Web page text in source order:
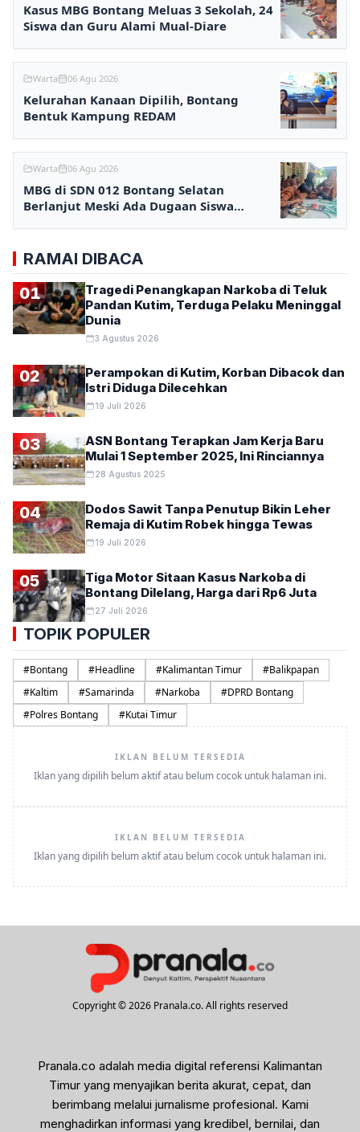
Kasus MBG Bontang Meluas 3 Sekolah, 24
Siswa dan Guru Alami Mual-Diare
Warta 06 Agu 2026
Kelurahan Kanaan Dipilih, Bontang
Bentuk Kampung REDAM
Warta 06 Agu 2026
MBG di SDN 012 Bontang Selatan
Berlanjut Meski Ada Dugaan Siswa
RAMAI DIBACA
01
Tragedi Penangkapan Narkoba di Teluk
Pandan Kutim, Terduga Pelaku Meninggal
Dunia
3 Agustus 2026
02
Perampokan di Kutim, Korban Dibacok dan
Istri Diduga Dilecehkan
19 Juli 2026
03
ASN Bontang Terapkan Jam Kerja Baru
Mulai 1 September 2025, Ini Rinciannya
28 Agustus 2025
04
Dodos Sawit Tanpa Penutup Bikin Leher
Remaja di Kutim Robek hingga Tewas
19 Juli 2026
05
Tiga Motor Sitaan Kasus Narkoba di
Bontang Dilelang, Harga dari Rp6 Juta
27 Juli 2026
TOPIK POPULER
#Bontang #Headline #Kalimantan Timur #Balikpapan
#Kaltim #Samarinda #Narkoba #DPRD Bontang
#Polres Bontang #Kutai Timur
IKLAN BELUM TERSEDIA
Iklan yang dipilih belum aktif atau belum cocok untuk halaman ini.
IKLAN BELUM TERSEDIA
Iklan yang dipilih belum aktif atau belum cocok untuk halaman ini.
Copyright © 2026 Pranala.co. All rights reserved
Pranala.co adalah media digital referensi Kalimantan
Timur yang menyajikan berita akurat, cepat, dan
berimbang melalui jurnalisme profesional. Kami
menghadirkan informasi yang kredibel, bernilai, dan